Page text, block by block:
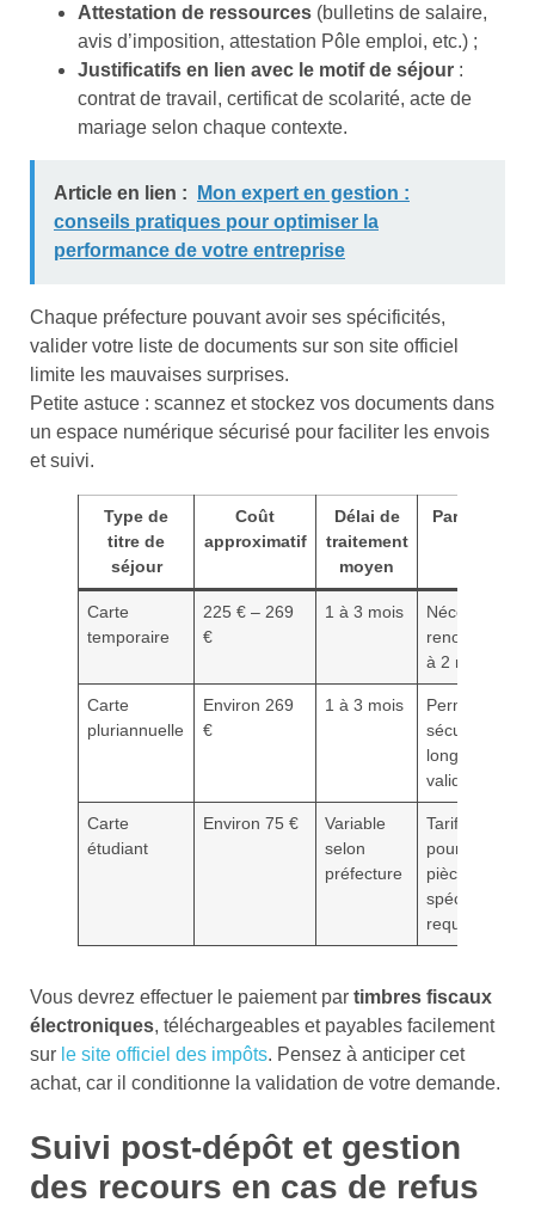
Attestation de ressources (bulletins de salaire,
avis d’imposition, attestation Pôle emploi, etc.) ;
Justificatifs en lien avec le motif de séjour :
contrat de travail, certificat de scolarité, acte de
mariage selon chaque contexte.
Article en lien :
Mon expert en gestion :
conseils pratiques pour optimiser la
performance de votre entreprise
Chaque préfecture pouvant avoir ses spécificités,
valider votre liste de documents sur son site officiel
limite les mauvaises surprises.
Petite astuce : scannez et stockez vos documents dans
un espace numérique sécurisé pour faciliter les envois
et suivi.
Type de
titre de
séjour
Coût
approximatif
Délai de
traitement
moyen
Carte
temporaire
225 € – 269
€
1 à 3 mois
Nécessite un
à 2 mois de
Carte
pluriannuelle
Environ 269
€
1 à 3 mois
Permet de
sécuriser plus
longtemps la
validité
Carte
étudiant
Environ 75 €
Variable
selon
préfecture
Tarif réduit
pour
pièces
spécifiques
requises
Vous devrez effectuer le paiement par timbres fiscaux
électroniques, téléchargeables et payables facilement
sur le site officiel des impôts. Pensez à anticiper cet
achat, car il conditionne la validation de votre demande.
Suivi post-dépôt et gestion
des recours en cas de refus